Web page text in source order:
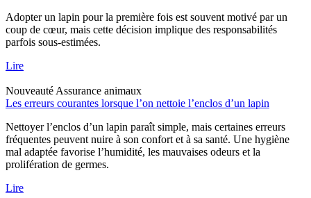
Adopter un lapin pour la première fois est souvent motivé par un
coup de cœur, mais cette décision implique des responsabilités
parfois sous-estimées.
Lire
Nouveauté Assurance animaux
Les erreurs courantes lorsque l’on nettoie l’enclos d’un lapin
Nettoyer l’enclos d’un lapin paraît simple, mais certaines erreurs
fréquentes peuvent nuire à son confort et à sa santé. Une hygiène
mal adaptée favorise l’humidité, les mauvaises odeurs et la
prolifération de germes.
Lire